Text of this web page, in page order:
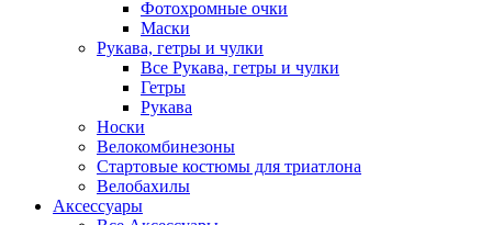
Фотохромные очки
Маски
Рукава, гетры и чулки
Все Рукава, гетры и чулки
Гетры
Рукава
Носки
Велокомбинезоны
Стартовые костюмы для триатлона
Велобахилы
Аксессуары